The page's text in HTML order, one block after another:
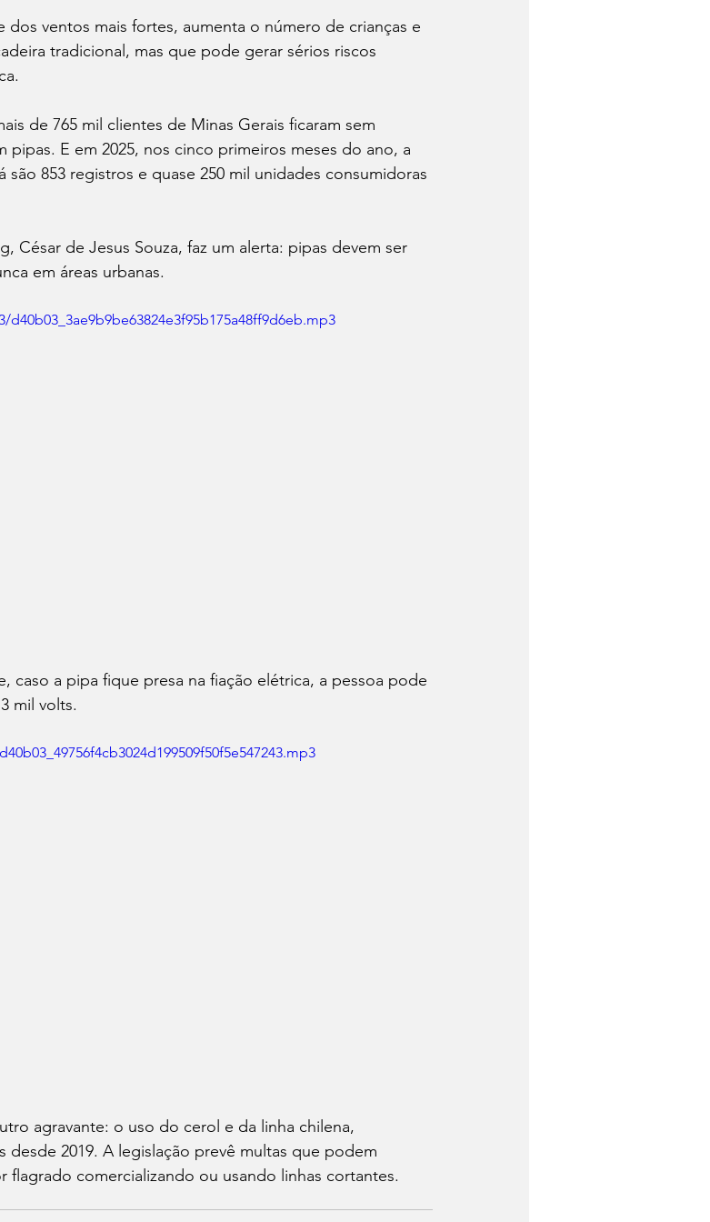
ventos mais fortes, aumenta o número de crianças e
tradicional, mas que pode gerar sérios riscos
de 765 mil clientes de Minas Gerais ficaram sem
pipas. E em 2025, nos cinco primeiros meses do ano, a
853 registros e quase 250 mil unidades consumidoras
César de Jesus Souza, faz um alerta: pipas devem ser
em áreas urbanas.
caso a pipa fique presa na fiação elétrica, a pessoa pode
mil volts.
agravante: o uso do cerol e da linha chilena,
2019. A legislação prevê multas que podem
flagrado comercializando ou usando linhas cortantes.